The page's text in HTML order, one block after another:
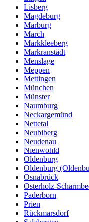
Lisberg
Magdeburg
Marburg
March
Markkleeberg
Markranstädt
Menslage
Meppen
Mettingen
München
Münster
Naumburg
Neckargemünd
Nettetal
Neubiberg
Neudenau
Nienwohld
Oldenburg
Oldenburg
Osnabrück
Osterholz-
Paderborn
Prien
Rückmarsdorf